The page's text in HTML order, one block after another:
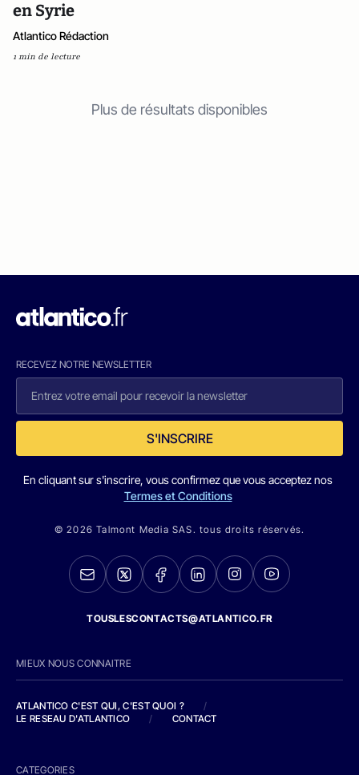
en Syrie
Atlantico Rédaction
1 min de lecture
Plus de résultats disponibles
RECEVEZ NOTRE NEWSLETTER
S'INSCRIRE
En cliquant sur s'inscrire, vous confirmez que vous acceptez nos
Termes et Conditions
© 2026 Talmont Media SAS. tous droits réservés.
TOUSLESCONTACTS@ATLANTICO.FR
MIEUX NOUS CONNAITRE
ATLANTICO C'EST QUI, C'EST QUOI ?
/
LE RESEAU D'ATLANTICO
/ CONTACT
CATEGORIES